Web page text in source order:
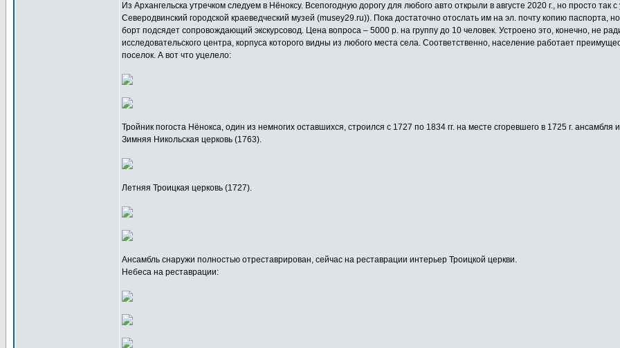
Из Архангельска утречком следуем в Нёноксу. Всепогодную дорогу для любого авто открыли в августе 2020 г., но просто
Северодвинский городской краеведческий музей (musey29.ru)). Пока достаточно отослать им на эл. почту копию паспорта,
борт подсядет сопровождающий экскурсовод. Цена вопроса – 5000 р. на группу до 10 человек. Устроено это, конечно, не
исследовательского центра, корпуса которого видны из любого места села. Соответственно, население работает
поселок. А вот что уцелело:
Тройник погоста Нёнокса, один из немногих оставшихся, строился с 1727 по 1834 гг. на месте сгоревшего в 1725 г. ансамбля
Зимняя Никольская церковь (1763).
Летняя Троицкая церковь (1727).
Ансамбль снаружи полностью отреставрирован, сейчас на реставрации интерьер Троицкой церкви.
Небеса на реставрации: